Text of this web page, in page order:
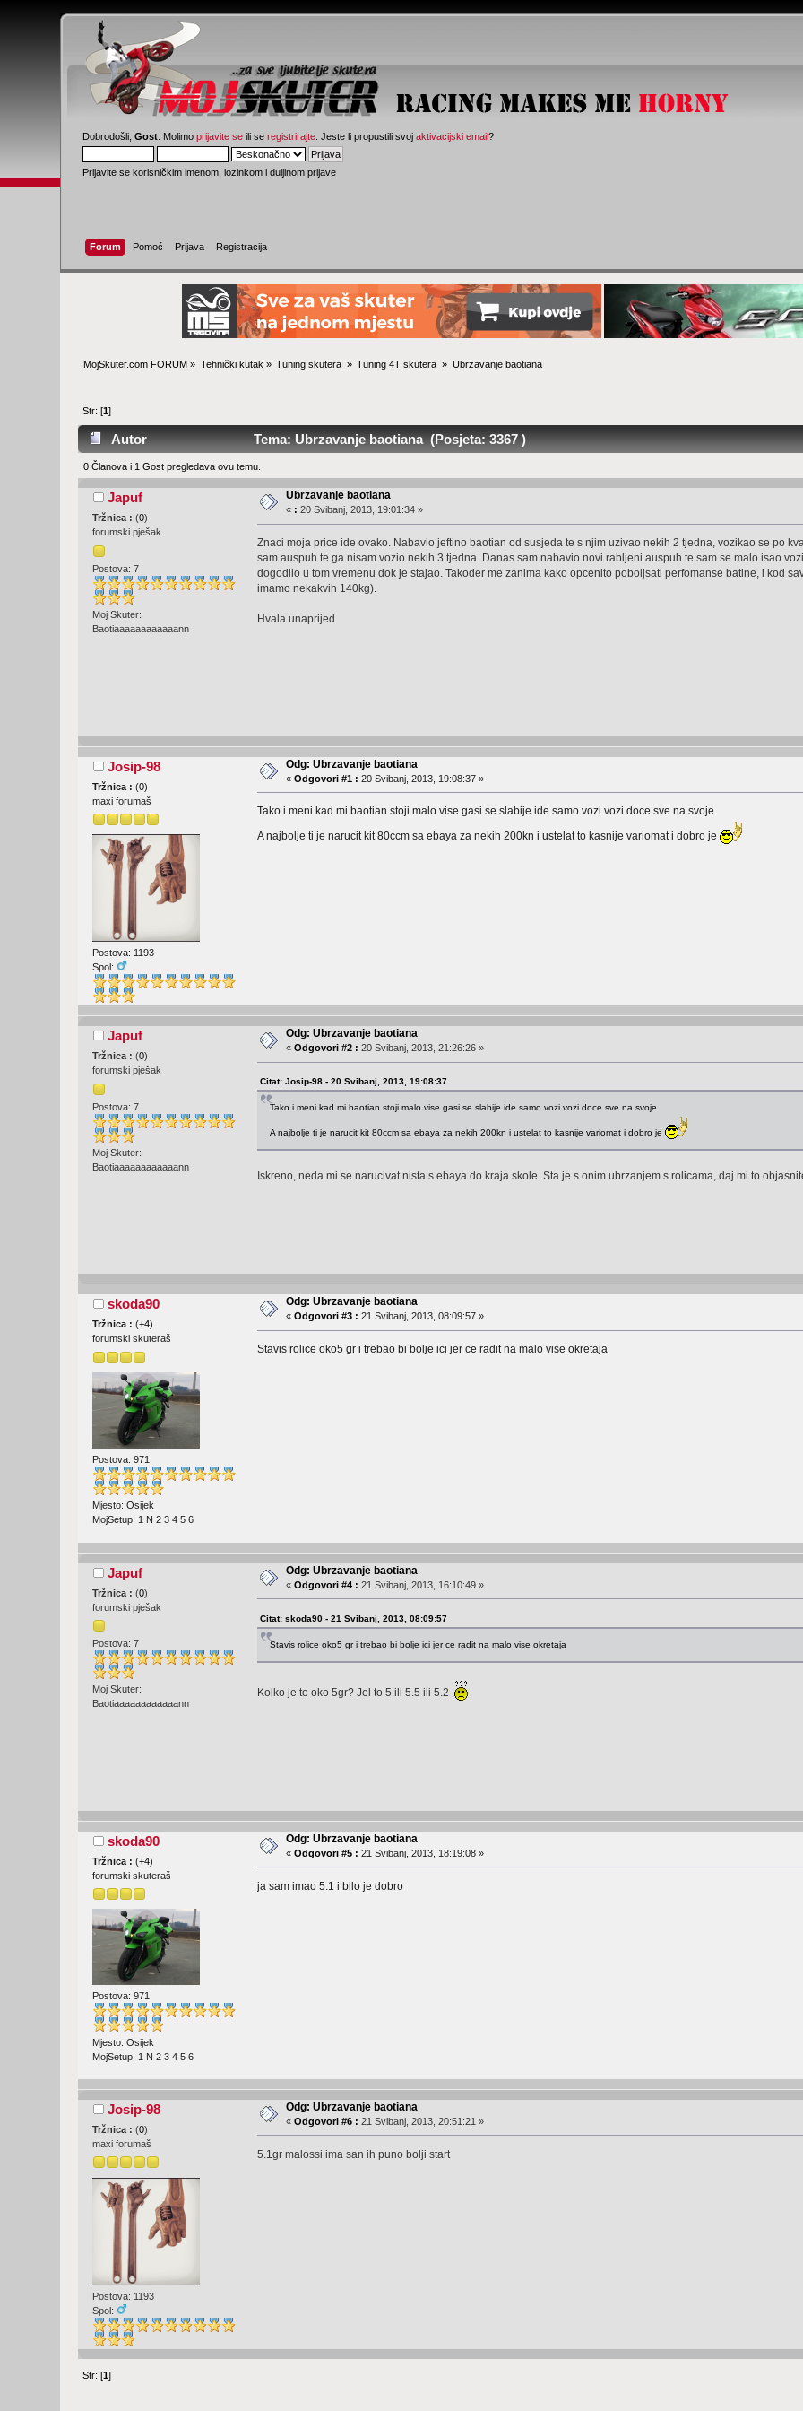
Dobrodošli,Gost . Molimoprijavite se ili seregistrirajte . Jeste li propustili svojaktivacijski email?
Prijavite se korisničkim imenom, lozinkom i duljinom prijave
Forum Pomoć Prijava Registracija
MojSkuter.com FORUM » Tehnički kutak » Tuning skutera » Tuning 4T skutera » Ubrzavanje baotiana
Str: [1]
Autor Tema: Ubrzavanje baotiana (Posjeta: 3367 )
0 Članova i 1 Gost pregledava ovu temu.
Japuf
Tržnica :(0)
forumski pješak
Postova: 7
Moj Skuter:
Baotiaaaaaaaaaaaann
Ubrzavanje baotiana
« : 20 Svibanj, 2013, 19:01:34 »
Znaci moja price ide ovako. Nabavio jeftino baotian od susjeda te s njim uzivao nekih 2 tjedna, vozikao se po
sam auspuh te ga nisam vozio nekih 3 tjedna. Danas sam nabavio novi rabljeni auspuh te sam se malo isao
dogodilo u tom vremenu dok je stajao. Takoder me zanima kako opcenito poboljsati perfomanse batine, i kod
imamo nekakvih 140kg).
Hvala unaprijed
Josip-98
Tržnica :(0)
maxi forumaš
Postova: 1193
Spol:
Odg: Ubrzavanje baotiana
«Odgovori #1 : 20 Svibanj, 2013, 19:08:37 »
Tako i meni kad mi baotian stoji malo vise gasi se slabije ide samo vozi vozi doce sve na svoje
A najbolje ti je narucit kit 80ccm sa ebaya za nekih 200kn i ustelat to kasnije variomat i dobro je
Japuf
Tržnica :(0)
forumski pješak
Postova: 7
Moj Skuter:
Baotiaaaaaaaaaaaann
Odg: Ubrzavanje baotiana
«Odgovori #2 : 20 Svibanj, 2013, 21:26:26 »
Citat: Josip-98 - 20 Svibanj, 2013, 19:08:37
Tako i meni kad mi baotian stoji malo vise gasi se slabije ide samo vozi vozi doce sve na svoje
A najbolje ti je narucit kit 80ccm sa ebaya za nekih 200kn i ustelat to kasnije variomat i dobro je
Iskreno, neda mi se narucivat nista s ebaya do kraja skole. Sta je s onim ubrzanjem s rolicama, daj mi to
skoda90
Tržnica :(+4)
forumski skuteraš
Postova: 971
Mjesto: Osijek
MojSetup: 1 N 2 3 4 5 6
Odg: Ubrzavanje baotiana
«Odgovori #3 : 21 Svibanj, 2013, 08:09:57 »
Stavis rolice oko5 gr i trebao bi bolje ici jer ce radit na malo vise okretaja
Japuf
Tržnica :(0)
forumski pješak
Postova: 7
Moj Skuter:
Baotiaaaaaaaaaaaann
Odg: Ubrzavanje baotiana
«Odgovori #4 : 21 Svibanj, 2013, 16:10:49 »
Citat: skoda90 - 21 Svibanj, 2013, 08:09:57
Stavis rolice oko5 gr i trebao bi bolje ici jer ce radit na malo vise okretaja
Kolko je to oko 5gr? Jel to 5 ili 5.5 ili 5.2
skoda90
Tržnica :(+4)
forumski skuteraš
Postova: 971
Mjesto: Osijek
MojSetup: 1 N 2 3 4 5 6
Odg: Ubrzavanje baotiana
«Odgovori #5 : 21 Svibanj, 2013, 18:19:08 »
ja sam imao 5.1 i bilo je dobro
Josip-98
Tržnica :(0)
maxi forumaš
Postova: 1193
Spol:
Odg: Ubrzavanje baotiana
«Odgovori #6 : 21 Svibanj, 2013, 20:51:21 »
5.1gr malossi ima san ih puno bolji start
Str: [1]